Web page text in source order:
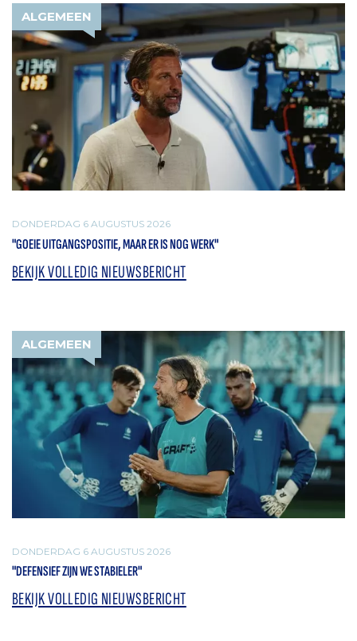
ALGEMEEN
DONDERDAG 6 AUGUSTUS 2026
"GOEIE UITGANGSPOSITIE, MAAR ER IS NOG WERK"
BEKIJK VOLLEDIG NIEUWSBERICHT
ALGEMEEN
DONDERDAG 6 AUGUSTUS 2026
"DEFENSIEF ZIJN WE STABIELER"
BEKIJK VOLLEDIG NIEUWSBERICHT